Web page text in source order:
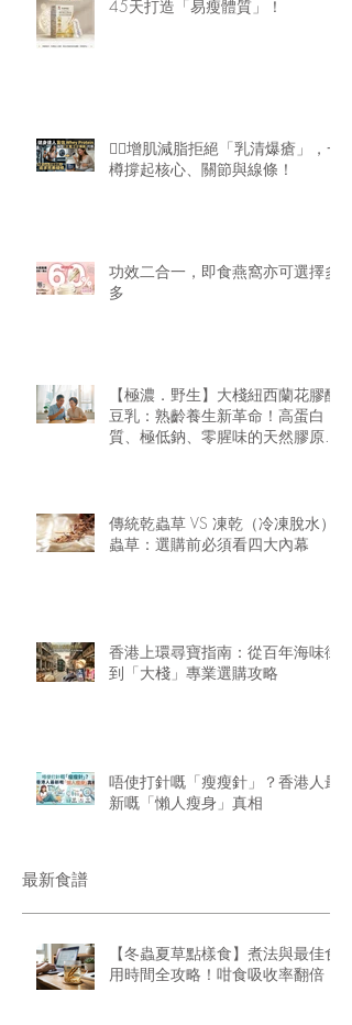
45天打造「易瘦體質」！
🏋️‍♂️增肌減脂拒絕「乳清爆瘡」，一
樽撐起核心、關節與線條！
功效二合一，即食燕窩亦可選擇多
多
【極濃．野生】大棧紐西蘭花膠醇
豆乳：熟齡養生新革命！高蛋白
質、極低鈉、零腥味的天然膠原精
傳統乾蟲草 VS 凍乾（冷凍脫水）
蟲草：選購前必須看四大內幕
香港上環尋寶指南：從百年海味街
到「大棧」專業選購攻略
唔使打針嘅「瘦瘦針」？香港人最
新嘅「懶人瘦身」真相
最新食譜
【冬蟲夏草點樣食】煮法與最佳食
用時間全攻略！咁食吸收率翻倍